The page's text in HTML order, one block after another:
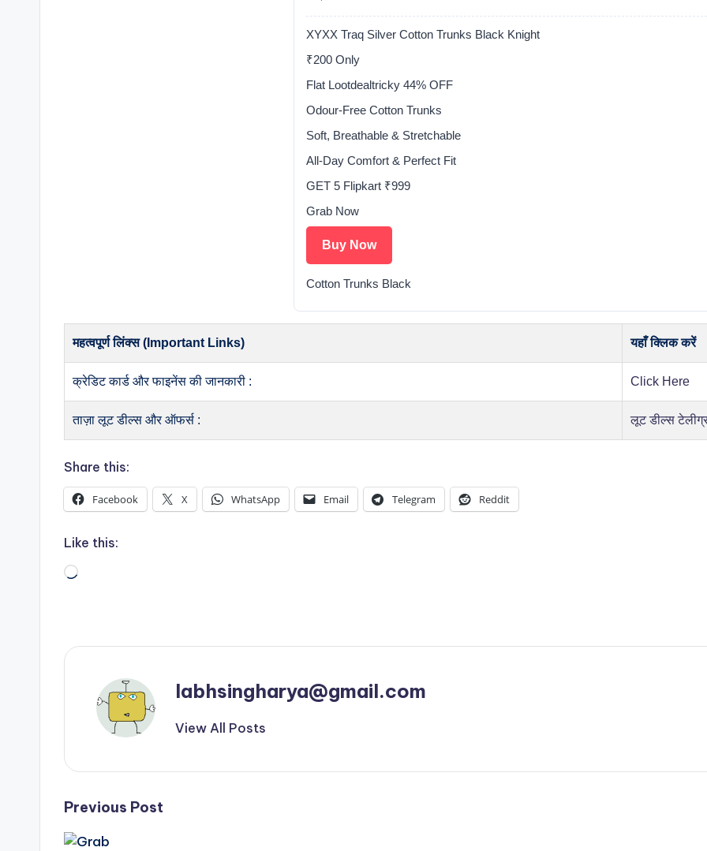
XYXX Traq Silver Cotton Trunks Black Knight
₹200 Only
Flat Lootdealtricky 44% OFF
Odour-Free Cotton Trunks
Soft, Breathable & Stretchable
All-Day Comfort & Perfect Fit
GET 5 Flipkart ₹999
Grab Now
Buy Now
Cotton Trunks Black
महत्वपूर्ण लिंक्स (Important Links) यहाँ क्लिक करें
क्रेडिट कार्ड और फाइनेंस की जानकारी : Click Here
ताज़ा लूट डील्स और ऑफर्स : लूट डील्स
Share this:
Facebook X WhatsApp Email Telegram Reddit
Like this:
Loading…
labhsingharya@gmail.com
View All Posts
Post
Previous Post